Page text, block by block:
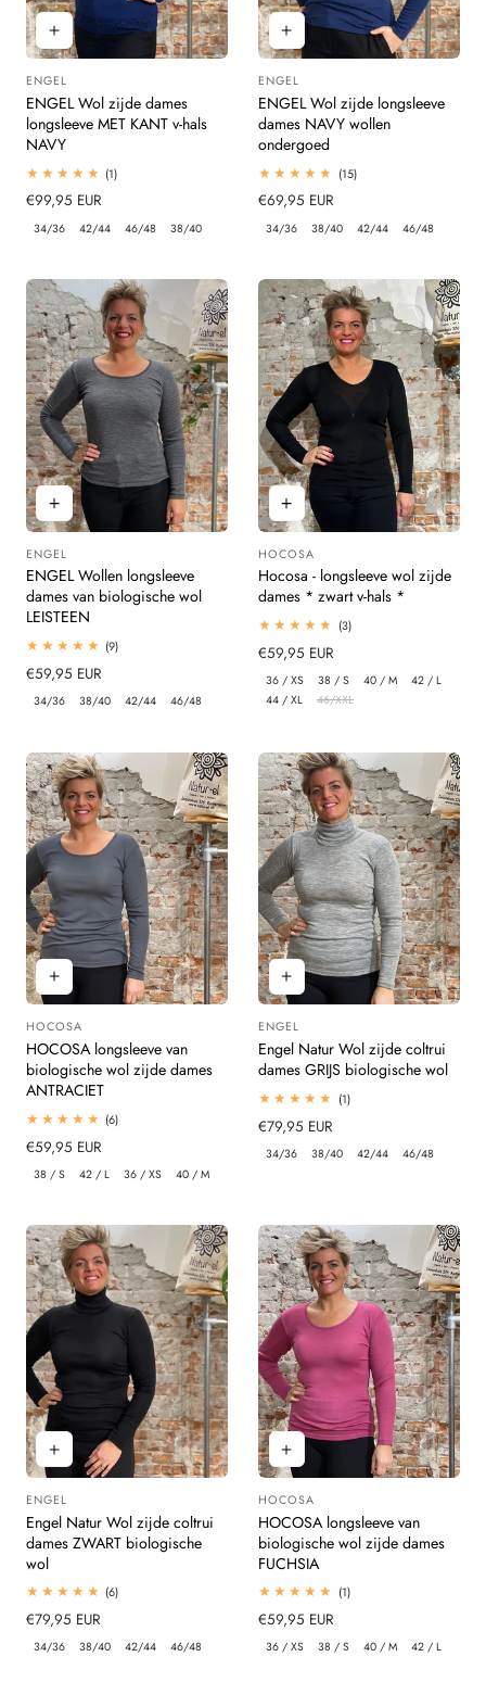
Leverancier:
ENGEL
ENGEL Wol zijde dames
longsleeve MET KANT v-hals
NAVY
(1)1
Normale
prijs
€99,95 EUR
34/36 42/44 46/48 38/40
Leverancier:
ENGEL
ENGEL Wol zijde longsleeve
dames NAVY wollen
ondergoed
(15)15
Normale
prijs
€69,95 EUR
34/36 38/40 42/44 46/48
Leverancier:
ENGEL
ENGEL Wollen longsleeve
dames van biologische wol
LEISTEEN
(9)9
Normale
prijs
€59,95 EUR
34/36 38/40 42/44 46/48
Leverancier:
HOCOSA
Hocosa - longsleeve wol zijde
dames * zwart v-hals *
(3)3
Normale
prijs
€59,95 EUR
36 / XS 38 / S 40 / M
42 / L
44 / XL
46/XXL
Leverancier:
HOCOSA
HOCOSA longsleeve van
biologische wol zijde dames
ANTRACIET
(6)6
Normale
prijs
€59,95 EUR
38 / S 42 / L 36 / XS 40 / M
Leverancier:
ENGEL
Engel Natur Wol zijde coltrui
dames GRIJS biologische wol
(1)1
Normale
prijs
€79,95 EUR
34/36 38/40 42/44 46/48
Leverancier:
ENGEL
Engel Natur Wol zijde coltrui
dames ZWART biologische
wol
(6)6
Normale
prijs
€79,95 EUR
34/36 38/40 42/44 46/48
Leverancier:
HOCOSA
HOCOSA longsleeve van
biologische wol zijde dames
FUCHSIA
(1)1
Normale
prijs
€59,95 EUR
36 / XS 38 / S 40 / M 42 / L